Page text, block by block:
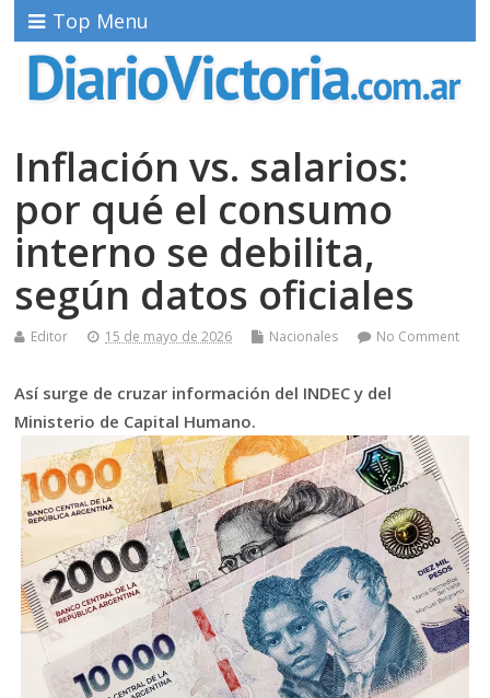
Top Menu
Inflación vs. salarios:
por qué el consumo
interno se debilita,
según datos oficiales
Editor 15 de mayo de 2026 Nacionales No Comment
Así surge de cruzar información del INDEC y del
Ministerio de Capital Humano.